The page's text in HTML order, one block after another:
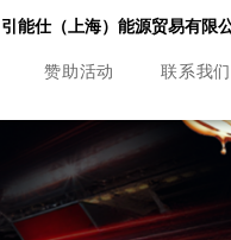
引能仕（上海）能源贸易有限
赞助活动 联系我们